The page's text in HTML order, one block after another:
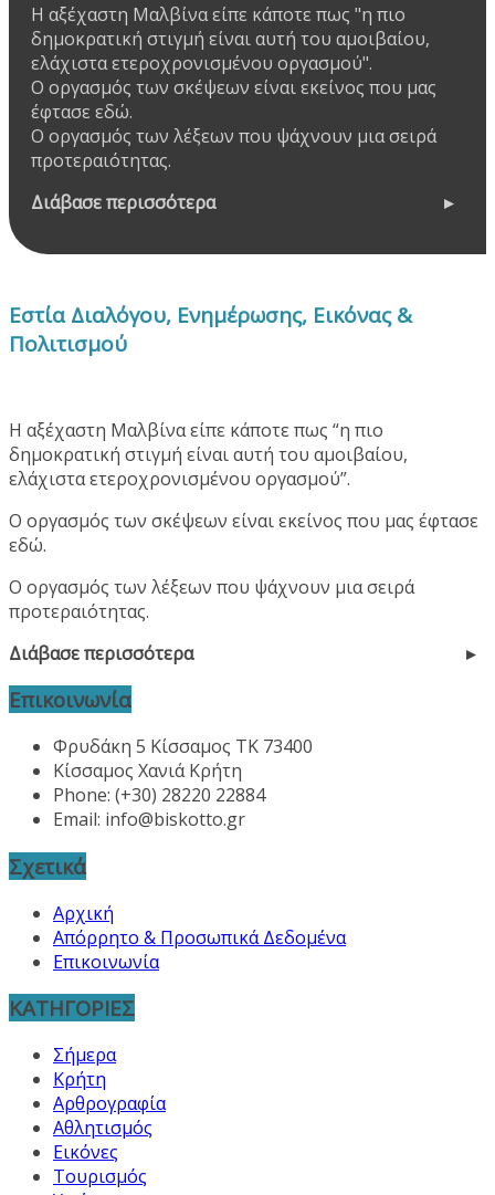
Η αξέχαστη Μαλβίνα είπε κάποτε πως "η πιο
δημοκρατική στιγμή είναι αυτή του αμοιβαίου,
ελάχιστα ετεροχρονισμένου οργασμού".
Ο οργασμός των σκέψεων είναι εκείνος που μας
έφτασε εδώ.
Ο οργασμός των λέξεων που ψάχνουν μια σειρά
προτεραιότητας.
Διάβασε περισσότερα
Εστία Διαλόγου, Ενημέρωσης, Εικόνας &
Πολιτισμού
Η αξέχαστη Μαλβίνα είπε κάποτε πως “η πιο
δημοκρατική στιγμή είναι αυτή του αμοιβαίου,
ελάχιστα ετεροχρονισμένου οργασμού”.
Ο οργασμός των σκέψεων είναι εκείνος που μας έφτασε
εδώ.
Ο οργασμός των λέξεων που ψάχνουν μια σειρά
προτεραιότητας.
Διάβασε περισσότερα
Επικοινωνία
Φρυδάκη 5 Κίσσαμος ΤΚ 73400
Κίσσαμος Χανιά Κρήτη
Phone: (+30) 28220 22884
Email: info@biskotto.gr
Σχετικά
Αρχική
Απόρρητο & Προσωπικά Δεδομένα
Επικοινωνία
ΚΑΤΗΓΟΡΙΕΣ
Σήμερα
Κρήτη
Αρθρογραφία
Αθλητισμός
Εικόνες
Τουρισμός